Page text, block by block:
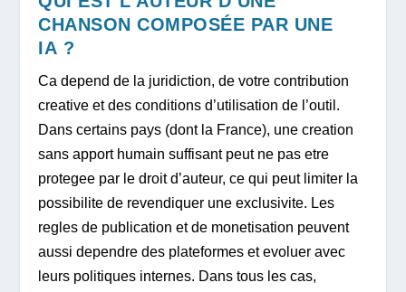
CHANSON COMPOSÉE PAR UNE
IA ?
Ca depend de la juridiction, de votre contribution
creative et des conditions d’utilisation de l’outil.
Dans certains pays (dont la France), une creation
sans apport humain suffisant peut ne pas etre
protegee par le droit d’auteur, ce qui peut limiter la
possibilite de revendiquer une exclusivite. Les
regles de publication et de monetisation peuvent
aussi dependre des plateformes et evoluer avec
leurs politiques internes. Dans tous les cas,